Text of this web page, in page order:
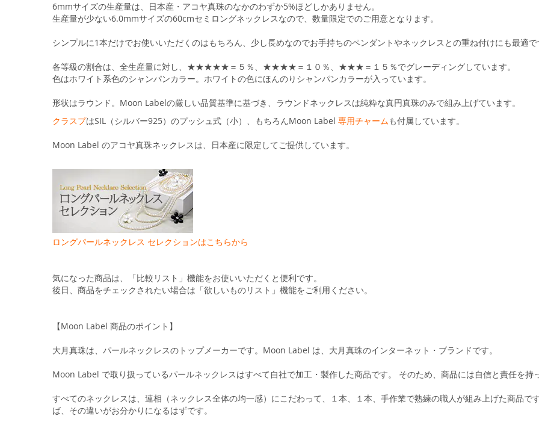
6mmサイズの生産量は、日本産・アコヤ真珠のなかのわずか5%ほどしかありません。
生産量が少ない6.0mmサイズの60cmセミロングネックレスなので、数量限定でのご用意となります。
シンプルに1本だけでお使いいただくのはもちろん、少し長めなのでお手持ちのペンダントやネックレスとの重ね付けにも最適
各等級の割合は、全生産量に対し、★★★★★＝５％、★★★★＝１０％、★★★＝１５％でグレーディングしています。
色はホワイト系色のシャンパンカラー。ホワイトの色にほんのりシャンパンカラーが入っています。
形状はラウンド。Moon Labelの厳しい品質基準に基づき、ラウンドネックレスは純粋な真円真珠のみで組み上げています。
クラスプはSIL（シルバー925）のプッシュ式（小）、もちろんMoon Label 専用チャームも付属しています。
Moon Label のアコヤ真珠ネックレスは、日本産に限定してご提供しています。
ロングパールネックレス セレクションはこちらから
気になった商品は、「比較リスト」機能をお使いいただくと便利です。
後日、商品をチェックされたい場合は「欲しいものリスト」機能をご利用ください。
【Moon Label 商品のポイント】
大月真珠は、パールネックレスのトップメーカーです。Moon Label は、大月真珠のインターネット・ブランドです。
Moon Label で取り扱っているパールネックレスはすべて自社で加工・製作した商品です。 そのため、商品には自信と責任を持
すべてのネックレスは、連相（ネックレス全体の均一感）にこだわって、１本、１本、手作業で熟練の職人が組み上げた商品
ば、その違いがお分かりになるはずです。